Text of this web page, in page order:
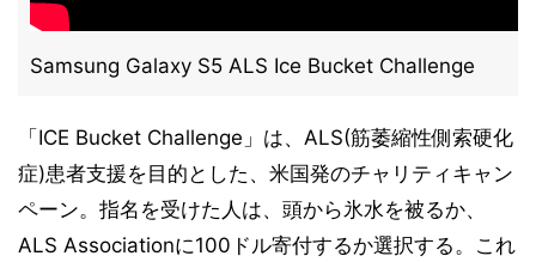
Samsung Galaxy S5 ALS Ice Bucket Challenge
「ICE Bucket Challenge」は、ALS(筋萎縮性側索硬化
症)患者支援を目的とした、米国発のチャリティキャン
ペーン。指名を受けた人は、頭から氷水を被るか、
ALS Associationに100ドル寄付するか選択する。これ